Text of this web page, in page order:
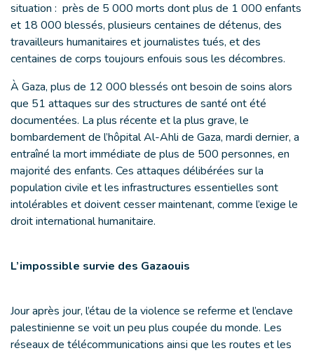
situation : près de 5 000 morts dont plus de 1 000 enfants
et 18 000 blessés, plusieurs centaines de détenus, des
travailleurs humanitaires et journalistes tués, et des
centaines de corps toujours enfouis sous les décombres.
À Gaza, plus de 12 000 blessés ont besoin de soins alors
que 51 attaques sur des structures de santé ont été
documentées. La plus récente et la plus grave, le
bombardement de l’hôpital Al-Ahli de Gaza, mardi dernier, a
entraîné la mort immédiate de plus de 500 personnes, en
majorité des enfants. Ces attaques délibérées sur la
population civile et les infrastructures essentielles sont
intolérables et doivent cesser maintenant, comme l’exige le
droit international humanitaire.
L’impossible survie des Gazaouis
Jour après jour, l’étau de la violence se referme et l’enclave
palestinienne se voit un peu plus coupée du monde. Les
réseaux de télécommunications ainsi que les routes et les